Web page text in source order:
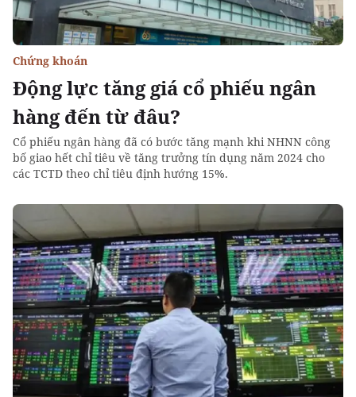
Động lực tăng giá cổ phiếu ngân
hàng đến từ đâu?
Chứng khoán
Cổ phiếu ngân hàng đã có bước tăng mạnh khi NHNN công
bố giao hết chỉ tiêu về tăng trưởng tín dụng năm 2024 cho
các TCTD theo chỉ tiêu định hướng 15%.